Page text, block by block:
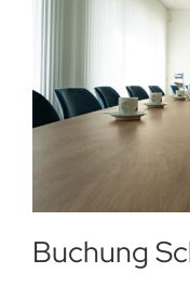
Buchung